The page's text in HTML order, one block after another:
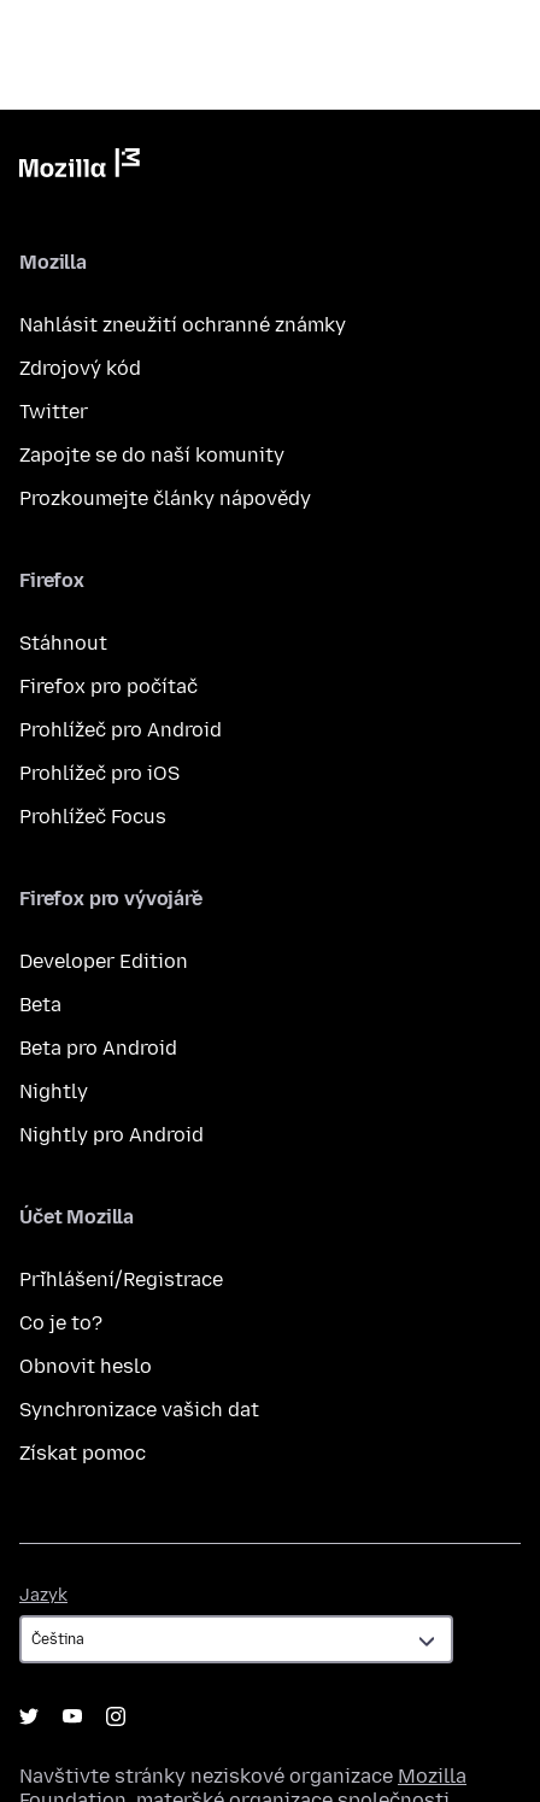
Mozilla
Nahlásit zneužití ochranné známky
Zdrojový kód
Twitter
Zapojte se do naší komunity
Prozkoumejte články nápovědy
Firefox
Stáhnout
Firefox pro počítač
Prohlížeč pro Android
Prohlížeč pro iOS
Prohlížeč Focus
Firefox pro vývojáře
Developer Edition
Beta
Beta pro Android
Nightly
Nightly pro Android
Účet Mozilla
Přihlášení/Registrace
Co je to?
Obnovit heslo
Synchronizace vašich dat
Získat pomoc
Jazyk
Navštivte stránky neziskové organizace Mozilla